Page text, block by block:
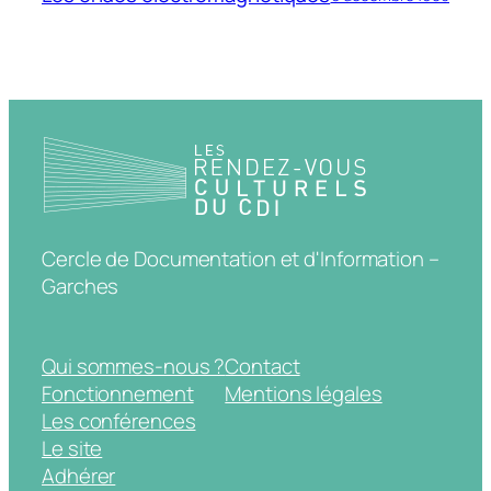
Cercle de Documentation et d'Information –
Garches
Qui sommes-nous ?
Fonctionnement
Les conférences
Le site
Adhérer
Contact
Mentions légales